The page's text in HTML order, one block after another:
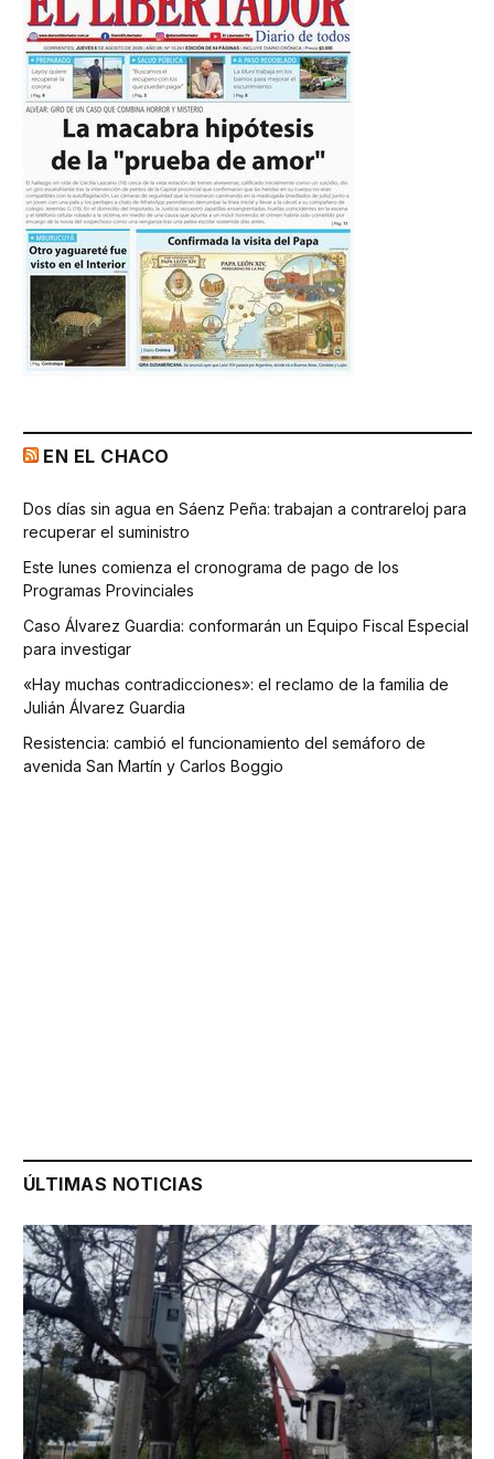
EN EL CHACO
Dos días sin agua en Sáenz Peña: trabajan a contrareloj para
recuperar el suministro
Este lunes comienza el cronograma de pago de los
Programas Provinciales
Caso Álvarez Guardia: conformarán un Equipo Fiscal Especial
para investigar
«Hay muchas contradicciones»: el reclamo de la familia de
Julián Álvarez Guardia
Resistencia: cambió el funcionamiento del semáforo de
avenida San Martín y Carlos Boggio
ÚLTIMAS NOTICIAS